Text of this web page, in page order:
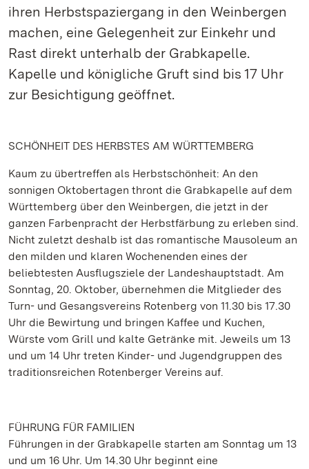
ihren Herbstspaziergang in den Weinbergen
machen, eine Gelegenheit zur Einkehr und
Rast direkt unterhalb der Grabkapelle.
Kapelle und königliche Gruft sind bis 17 Uhr
zur Besichtigung geöffnet.
SCHÖNHEIT DES HERBSTES AM WÜRTTEMBERG
Kaum zu übertreffen als Herbstschönheit: An den
sonnigen Oktobertagen thront die Grabkapelle auf dem
Württemberg über den Weinbergen, die jetzt in der
ganzen Farbenpracht der Herbstfärbung zu erleben sind.
Nicht zuletzt deshalb ist das romantische Mausoleum an
den milden und klaren Wochenenden eines der
beliebtesten Ausflugsziele der Landeshauptstadt. Am
Sonntag, 20. Oktober, übernehmen die Mitglieder des
Turn- und Gesangsvereins Rotenberg von 11.30 bis 17.30
Uhr die Bewirtung und bringen Kaffee und Kuchen,
Würste vom Grill und kalte Getränke mit. Jeweils um 13
und um 14 Uhr treten Kinder- und Jugendgruppen des
traditionsreichen Rotenberger Vereins auf.
FÜHRUNG FÜR FAMILIEN
Führungen in der Grabkapelle starten am Sonntag um 13
und um 16 Uhr. Um 14.30 Uhr beginnt eine